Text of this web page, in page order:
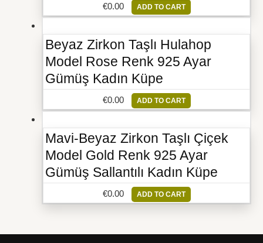
€0.00 ADD TO CART
Beyaz Zirkon Taşlı Hulahop
Model Rose Renk 925 Ayar
Gümüş Kadın Küpe
€0.00 ADD TO CART
Mavi-Beyaz Zirkon Taşlı Çiçek
Model Gold Renk 925 Ayar
Gümüş Sallantılı Kadın Küpe
€0.00 ADD TO CART